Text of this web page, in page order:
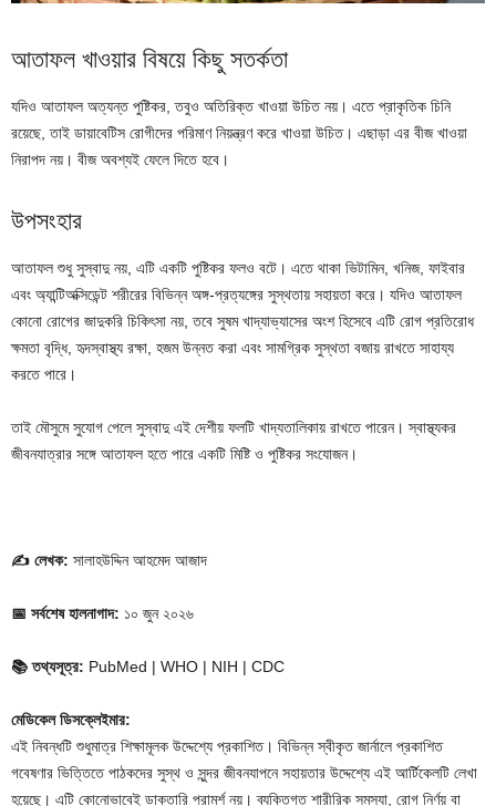
আতাফল খাওয়ার বিষয়ে কিছু সতর্কতা
যদিও আতাফল অত্যন্ত পুষ্টিকর, তবুও অতিরিক্ত খাওয়া উচিত নয়। এতে প্রাকৃতিক চিনি
রয়েছে, তাই ডায়াবেটিস রোগীদের পরিমাণ নিয়ন্ত্রণ করে খাওয়া উচিত। এছাড়া এর বীজ খাওয়া
নিরাপদ নয়। বীজ অবশ্যই ফেলে দিতে হবে।
উপসংহার
আতাফল শুধু সুস্বাদু নয়, এটি একটি পুষ্টিকর ফলও বটে। এতে থাকা ভিটামিন, খনিজ, ফাইবার
এবং অ্যান্টিঅক্সিডেন্ট শরীরের বিভিন্ন অঙ্গ-প্রত্যঙ্গের সুস্থতায় সহায়তা করে। যদিও আতাফল
কোনো রোগের জাদুকরি চিকিৎসা নয়, তবে সুষম খাদ্যাভ্যাসের অংশ হিসেবে এটি রোগ প্রতিরোধ
ক্ষমতা বৃদ্ধি, হৃদস্বাস্থ্য রক্ষা, হজম উন্নত করা এবং সামগ্রিক সুস্থতা বজায় রাখতে সাহায্য
করতে পারে।
তাই মৌসুমে সুযোগ পেলে সুস্বাদু এই দেশীয় ফলটি খাদ্যতালিকায় রাখতে পারেন। স্বাস্থ্যকর
জীবনযাত্রার সঙ্গে আতাফল হতে পারে একটি মিষ্টি ও পুষ্টিকর সংযোজন।
✍️ লেখক: সালাহউদ্দিন আহমেদ আজাদ
📅 সর্বশেষ হালনাগাদ: ১০ জুন ২০২৬
📚তথ্যসূত্র: PubMed | WHO | NIH | CDC
মেডিকেল ডিসক্লেইমার:
এই নিবন্ধটি শুধুমাত্র শিক্ষামূলক উদ্দেশ্যে প্রকাশিত। বিভিন্ন স্বীকৃত জার্নালে প্রকাশিত
গবেষণার ভিত্তিতে পাঠকদের সুস্থ ও সুন্দর জীবনযাপনে সহায়তার উদ্দেশ্যে এই আর্টিকেলটি লেখা
হয়েছে। এটি কোনোভাবেই ডাক্তারি পরামর্শ নয়। ব্যক্তিগত শারীরিক সমস্যা, রোগ নির্ণয় বা